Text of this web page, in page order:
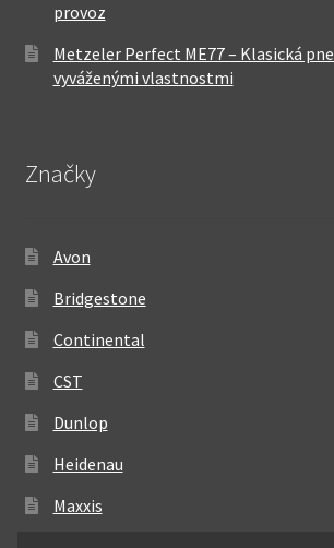
provoz
Metzeler Perfect ME77 – Klasická
vyváženými vlastnostmi
Značky
Avon
Bridgestone
Continental
CST
Dunlop
Heidenau
Maxxis